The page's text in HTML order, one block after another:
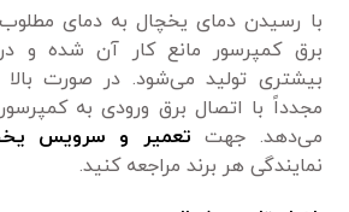
با رسیدن دمای یخچال به دمای
برق کمپرسور مانع کار آن شده و
بیشتری تولید می‌شود. در صورت
مجدداً با اتصال برق ورودی به
می‌دهد. جهت تعمیر و سرویس
نمایندگی هر برند مراجعه کنید.